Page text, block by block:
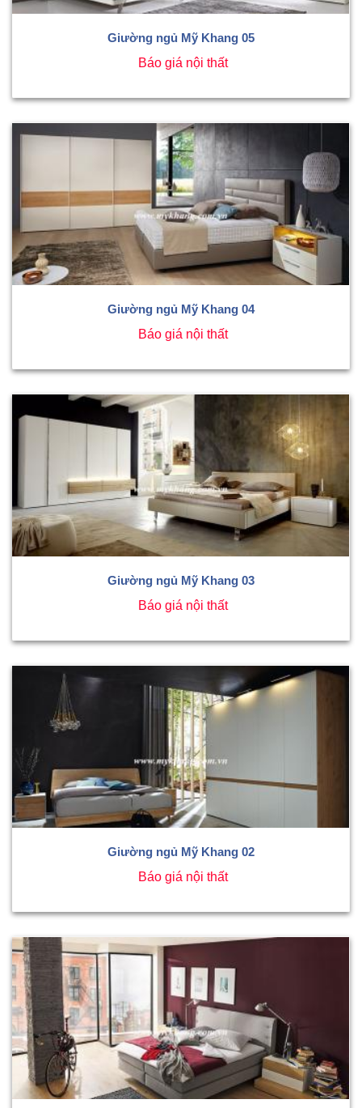
Giường ngủ Mỹ Khang 05
Báo giá nội thất
Giường ngủ Mỹ Khang 04
Báo giá nội thất
Giường ngủ Mỹ Khang 03
Báo giá nội thất
Giường ngủ Mỹ Khang 02
Báo giá nội thất